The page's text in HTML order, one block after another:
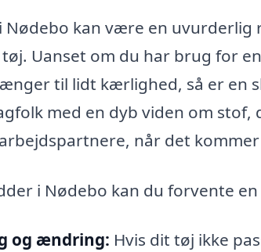
Nødebo kan være en
Uanset om du har brug for
til lidt kærlighed, så er en
med en dyb viden om
når det
i Nødebo kan du forvente
og ændring: Hvis dit tøj ikke